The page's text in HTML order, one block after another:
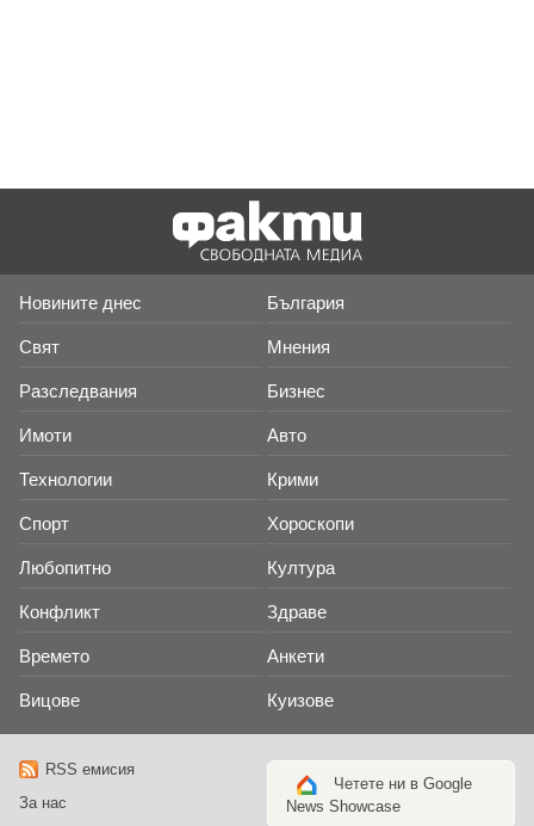
Новините днес България
Свят Мнения
Разследвания Бизнес
Имоти Авто
Технологии Крими
Спорт Хороскопи
Любопитно Култура
Конфликт Здраве
Времето Анкети
Вицове Куизове
RSS емисия
За нас
Четете ни в Google
News Showcase